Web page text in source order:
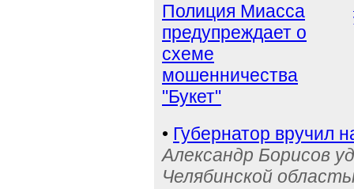
Полиция Миасса
предупреждает о
схеме
мошенничества
"Букет"
• Губернатор вручил
Александр Борисов
Челябинской